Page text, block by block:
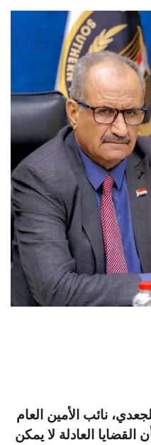
نائب الأمين العام
القضايا العادلة لا يمكن